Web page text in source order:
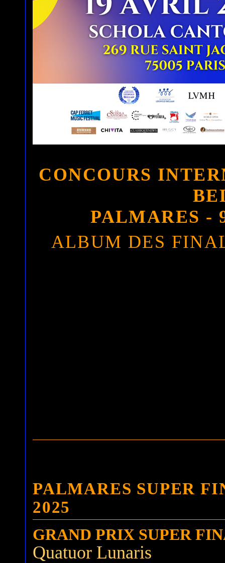
CONCOURS
PALMARES -
ALBUM DES
PALMARES SUPER
2025
GRAND PRIX SUPER
Quatuor Lunaris